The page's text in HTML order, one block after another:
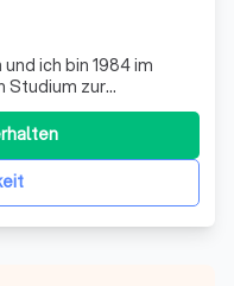
ich bin 1984 im
Studium zur
in Esslingen am
bei zwei
gesammelt. Im
Heimat, den